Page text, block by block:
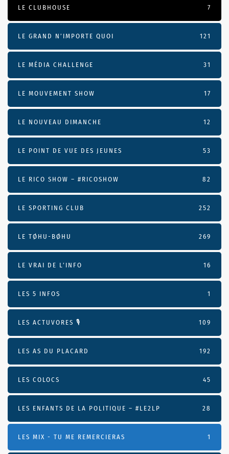
LE CLUBHOUSE 7
LE GRAND N’IMPORTE QUOI 121
LE MÉDIA CHALLENGE 31
LE MOUVEMENT SHOW 17
LE NOUVEAU DIMANCHE 12
LE POINT DE VUE DES JEUNES 53
LE RICO SHOW – #RICOSHOW 82
LE SPORTING CLUB 252
LE TØHU-BØHU 269
LE VRAI DE L’INFO 16
LES 5 INFOS 1
LES ACTUVORES 🎙 109
LES AS DU PLACARD 192
LES COLOCS 45
LES ENFANTS DE LA POLITIQUE – #LE2LP 28
LES MIX - TU ME REMERCIERAS 1